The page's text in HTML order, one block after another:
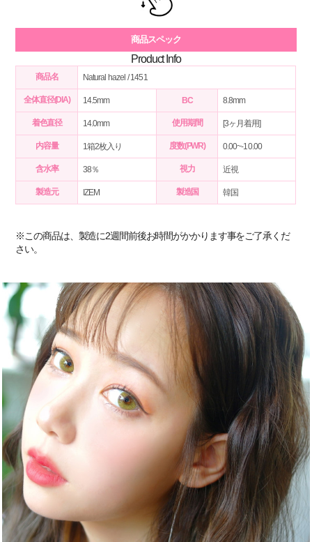
商品スペック
Product Info
商品名 Natural hazel / 1451
全体直径(DIA) 14.5mm BC 8.8mm
着色直径 14.0mm 使用期間 [3ヶ月着用]
内容量 1箱2枚入り 度数(PWR) 0.00~-10.00
含水率 38％ 視力 近視
製造元 IZEM 製造国 韓国
※この商品は、製造に2週間前後お時間がかかります事をご了承くだ
さい。